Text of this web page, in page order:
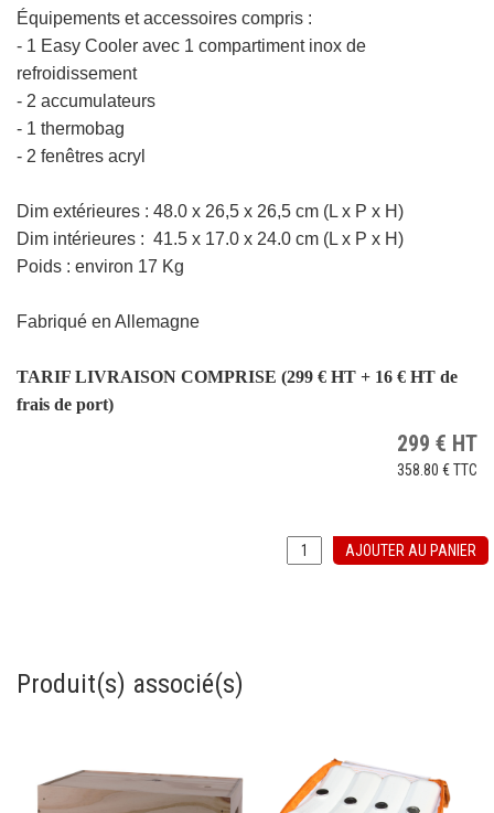
Équipements et accessoires compris :
- 1 Easy Cooler avec 1 compartiment inox de
refroidissement
- 2 accumulateurs
- 1 thermobag
- 2 fenêtres acryl
Dim extérieures : 48.0 x 26,5 x 26,5 cm (L x P x H)
Dim intérieures : 41.5 x 17.0 x 24.0 cm (L x P x H)
Poids : environ 17 Kg
Fabriqué en Allemagne
TARIF LIVRAISON COMPRISE (299 € HT + 16 € HT de
frais de port)
299 € HT
358.80 €TTC
AJOUTER AU PANIER
Produit(s) associé(s)